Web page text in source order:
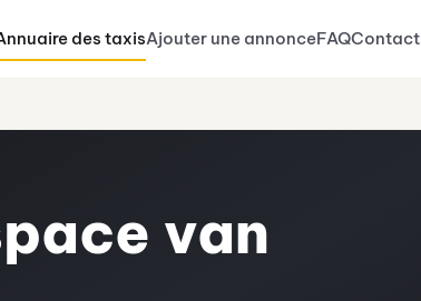
des taxisAjouter une annonceFAQContact
van